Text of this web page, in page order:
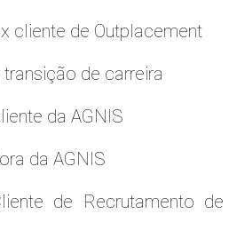
cliente de Outplacement
de carreira
da AGNIS
da AGNIS
de Recrutamento de